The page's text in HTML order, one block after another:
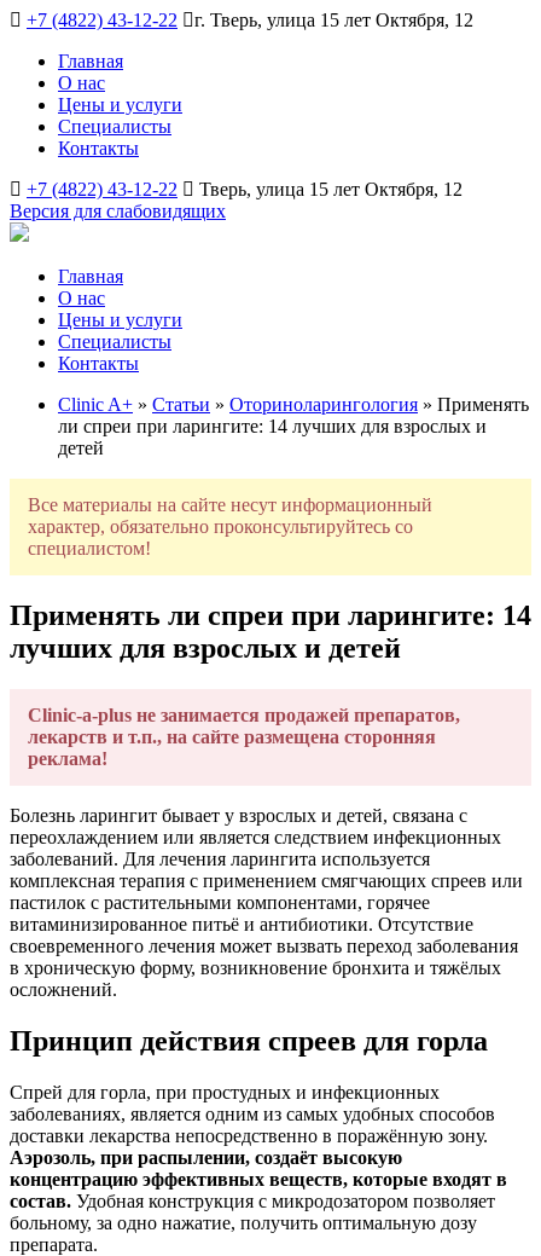
+7 (4822) 43-12-22
г. Тверь, улица 15 лет Октября, 12
Главная
О нас
Цены и услуги
Специалисты
Контакты
+7 (4822) 43-12-22
Тверь, улица 15 лет Октября, 12
Версия для слабовидящих
Главная
О нас
Цены и услуги
Специалисты
Контакты
Clinic A+ » Статьи » Оториноларингология » Применять
ли спреи при ларингите: 14 лучших для взрослых и
детей
Все материалы на сайте несут информационный
характер, обязательно проконсультируйтесь со
специалистом!
Применять ли спреи при ларингите: 14
лучших для взрослых и детей
Clinic-a-plus не занимается продажей препаратов,
лекарств и т.п., на сайте размещена сторонняя
реклама!
Болезнь ларингит бывает у взрослых и детей, связана с
переохлаждением или является следствием инфекционных
заболеваний. Для лечения ларингита используется
комплексная терапия с применением смягчающих спреев или
пастилок с растительными компонентами, горячее
витаминизированное питьё и антибиотики. Отсутствие
своевременного лечения может вызвать переход заболевания
в хроническую форму, возникновение бронхита и тяжёлых
осложнений.
Принцип действия спреев для горла
Спрей для горла, при простудных и инфекционных
заболеваниях, является одним из самых удобных способов
доставки лекарства непосредственно в поражённую зону.
Аэрозоль, при распылении, создаёт высокую
концентрацию эффективных веществ, которые входят в
состав. Удобная конструкция с микродозатором позволяет
больному, за одно нажатие, получить оптимальную дозу
препарата.